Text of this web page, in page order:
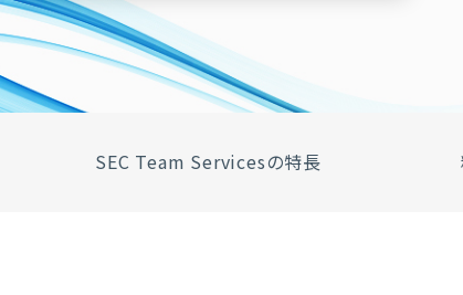
SEC Team Servicesの特長